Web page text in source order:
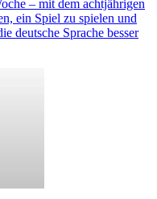
– mit dem achtjährigen
ein Spiel zu spielen und
deutsche Sprache besser